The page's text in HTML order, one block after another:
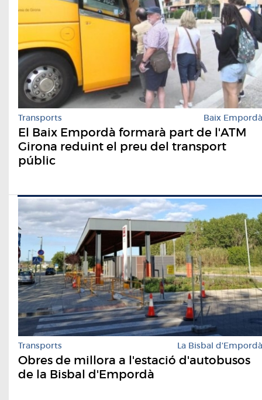
Transports Baix Empordà
El Baix Empordà formarà part de l'ATM
Girona reduint el preu del transport
públic
Transports La Bisbal d'Empordà
Obres de millora a l'estació d'autobusos
de la Bisbal d'Empordà